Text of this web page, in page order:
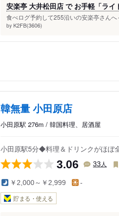
安楽亭 大井松田店 で お手軽「ラ
食べログ予約して255沿いの安楽亭さん
by K2FB(3606)
韓無量 小田原店
小田原駅 276m / 韓国料理、居酒屋
小田原駅5分◆料理＆ドリンクがほぼ
3.06 33 人
￥2,000～￥2,999 -
貯まる・使える